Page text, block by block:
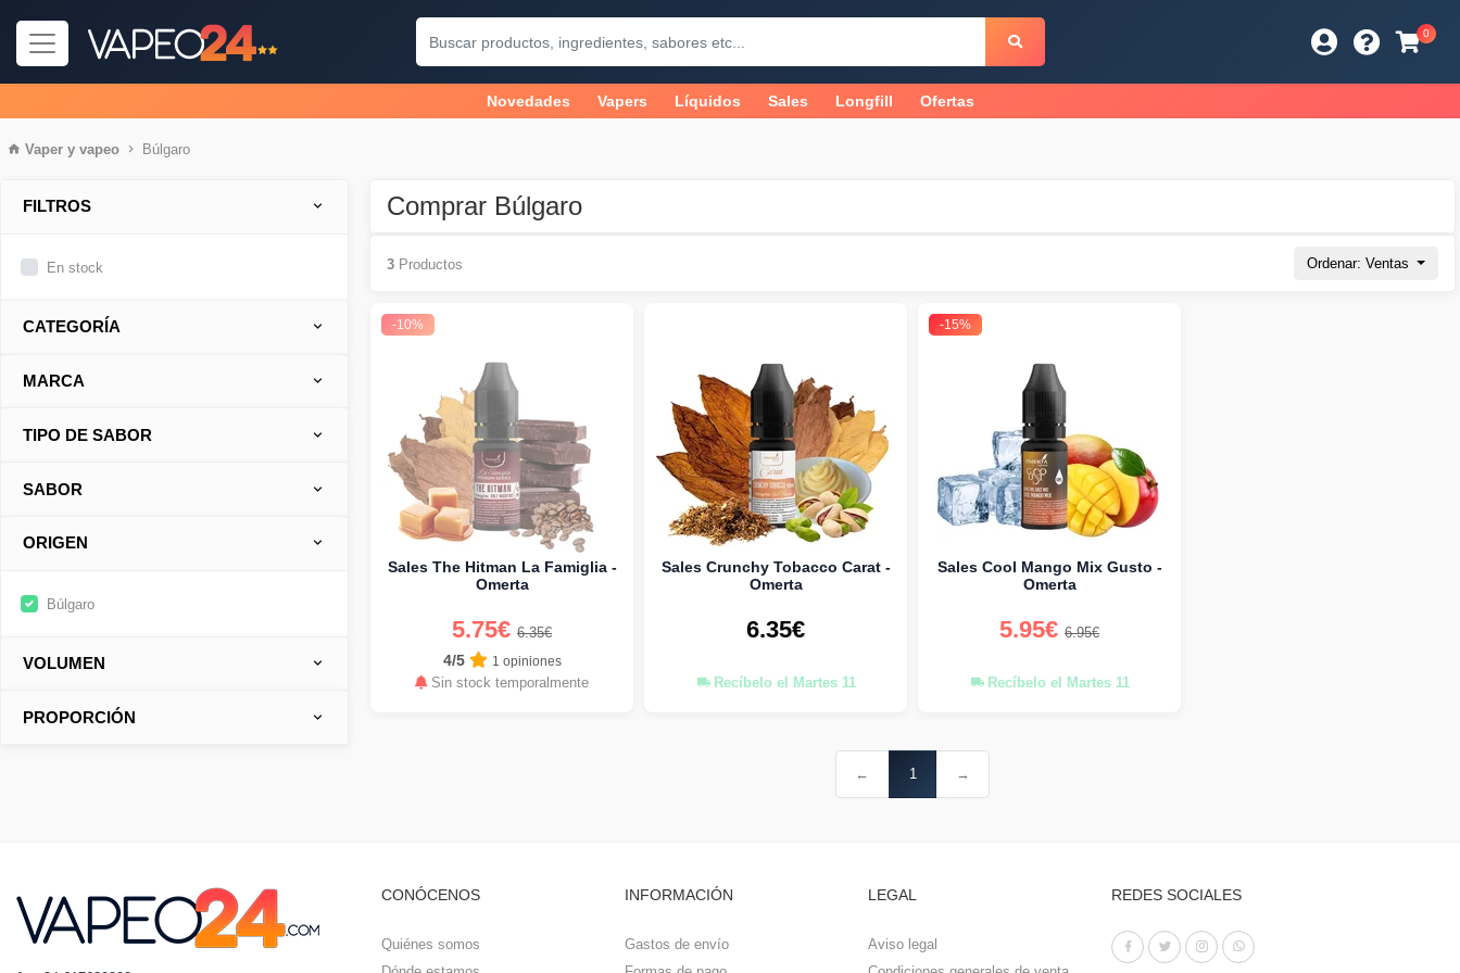
0
Novedades Vapers Líquidos Sales Longfill Ofertas
Vaper y vapeo Búlgaro
FILTROS
En stock
CATEGORÍA
MARCA
TIPO DE SABOR
SABOR
ORIGEN
Búlgaro
VOLUMEN
PROPORCIÓN
Comprar Búlgaro
Ordenar: Ventas
3 Productos
-10%
Sales The Hitman La Famiglia -
Omerta
5.75€ 6.35€
4/5 1 opiniones
Sin stock temporalmente
Sales Crunchy Tobacco Carat -
Omerta
6.35€
Recíbelo el Martes 11
-15%
Sales Cool Mango Mix Gusto -
Omerta
5.95€ 6.95€
Recíbelo el Martes 11
← 1 →
CONÓCENOS
Quiénes somos
INFORMACIÓN
Gastos de envío
LEGAL
Aviso legal
REDES SOCIALES